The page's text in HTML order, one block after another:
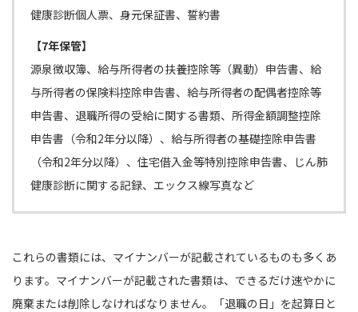
健康診断個人票、身元保証書、誓約書
【7年保管】
源泉徴収簿、給与所得者の扶養控除等（異動）申告書、給
与所得者の保険料控除申告書、給与所得者の配偶者控除等
申告書、退職所得の受給に関する書類、所得金額調整控除
申告書（令和2年分以降）、給与所得者の基礎控除申告書
（令和2年分以降）、住宅借入金等特別控除申告書、じん肺
健康診断に関する記録、エックス線写真など
これらの書類には、マイナンバーが記載されているものも多くあ
ります。マイナンバーが記載された書類は、できるだけ速やかに
廃棄または削除しなければなりません。「退職の日」を起算日と